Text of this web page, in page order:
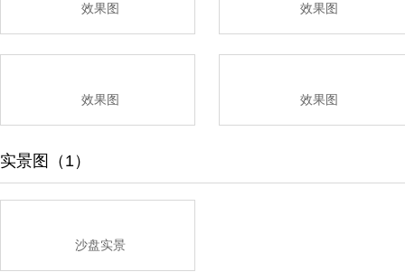
效果图 效果图
效果图 效果图
实景图（1）
沙盘实景